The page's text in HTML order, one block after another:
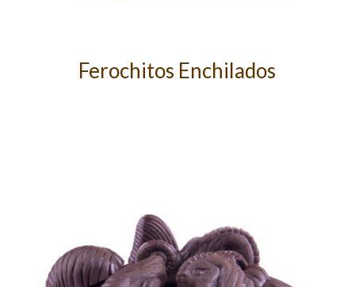
Ferochitos Enchilados